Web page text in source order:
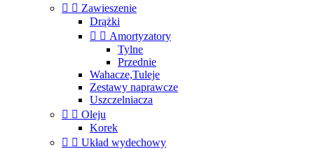
  Zawieszenie
Drążki
  Amortyzatory
Tylne
Przednie
Wahacze,Tuleje
Zestawy naprawcze
Uszczelniacza
  Oleju
Korek
  Układ wydechowy